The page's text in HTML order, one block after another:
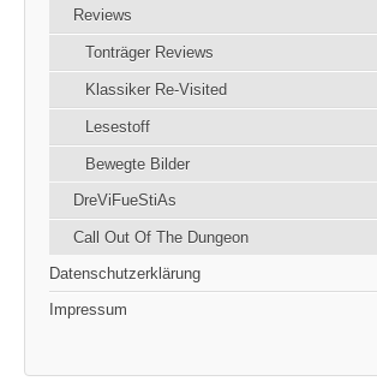
Reviews
Tonträger Reviews
Klassiker Re-Visited
Lesestoff
Bewegte Bilder
DreViFueStiAs
Call Out Of The Dungeon
Datenschutzerklärung
Impressum